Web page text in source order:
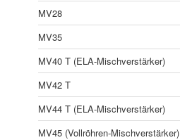
MV28
MV35
MV40 T (ELA-Mischverstärker)
MV42 T
MV44 T (ELA-Mischverstärker)
MV45 (Vollröhren-Mischverstärker)